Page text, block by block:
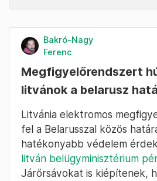
Bakró-Nagy
Ferenc
Megfigyelőrendszert
litvánok a belarusz
Litvánia elektromos
fel a Belarusszal közös
hatékonyabb védelem
litván belügyminisztérium
Járőrsávokat is kiépítenek,